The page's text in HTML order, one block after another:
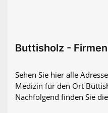
Buttisholz -
Sehen Sie hier alle
Medizin für den Ort
Nachfolgend finden Sie